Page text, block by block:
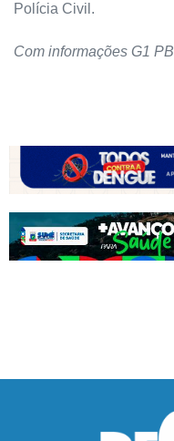
Polícia Civil.
Com informações G1 PB